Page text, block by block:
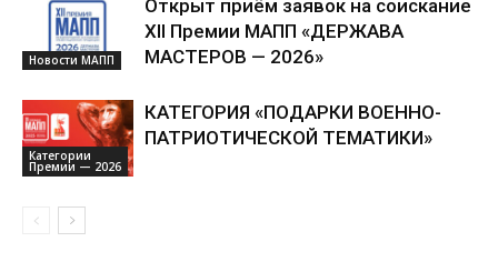
Новости МАПП
Открыт приём заявок на соискание
XII Премии МАПП «ДЕРЖАВА
МАСТЕРОВ — 2026»
Категории
Премии — 2026
КАТЕГОРИЯ «ПОДАРКИ ВОЕННО-
ПАТРИОТИЧЕСКОЙ ТЕМАТИКИ»